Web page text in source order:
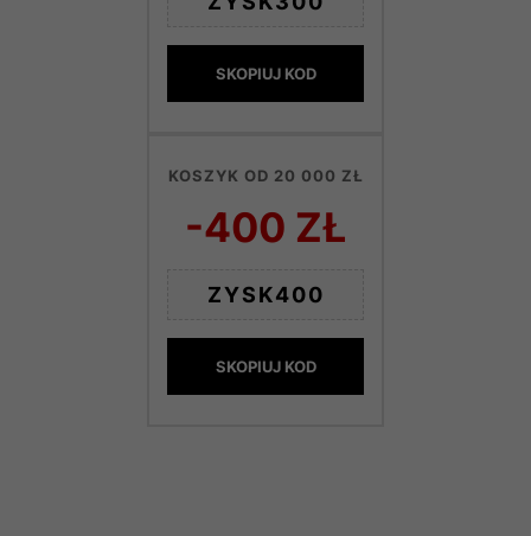
SKOPIUJ KOD
KOSZYK OD 20 000 ZŁ
-400 ZŁ
ZYSK400
SKOPIUJ KOD